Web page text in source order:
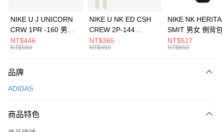
元大商業銀行
台灣樂天信用卡公司
全盈+PAY
AFTEE先享後付
【關於「AFTEE先享後付」】
便利好安心！
３．安心：先確認商品／服務後，再付款。
運送方式
每筆NT$100，滿NT$1,500(含以上)免運費
NIKE U J UNICORN
CRW 1PR -160 男女
中統襪 FZ3393100
NT$446
NT$550
NIKE U NK ED CSH
CREW 2P-144
EMBRDY 男女 短統襪
FZ3073133
NT$365
NT$450
NIKE NK
SMIT 男女 側背
BA5871010
NT$527
NT$650
品牌
ADIDAS
商品特色